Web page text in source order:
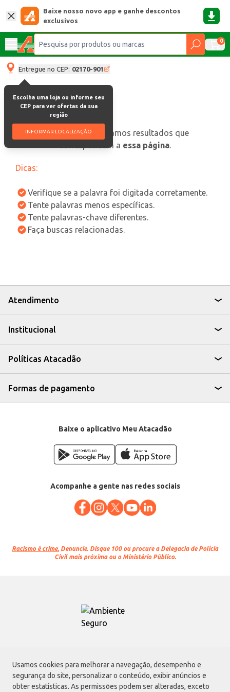
Usamos cookies para melhorar a navegação, desempenho e
segurança do site, personalizar o conteúdo, exibir anúncios e
obter estatísticas. As permissões podem ser alteradas, exceto
Baixe nosso novo app e ganhe descontos
exclusivos
0
Entregue no CEP: 02170-901
Escolha uma loja ou informe seu
CEP para ver ofertas da sua
região
INFORMAR LOCALIZAÇÃO
oops, não encontramos resultados que
correspondam a essa página.
Dicas:
Verifique se a palavra foi digitada corretamente.
Tente palavras menos específicas.
Tente palavras-chave diferentes.
Faça buscas relacionadas.
Atendimento
Institucional
Políticas Atacadão
Formas de pagamento
Baixe o aplicativo Meu Atacadão
Acompanhe a gente nas redes sociais
Racismo é crime. Denuncie. Disque 100 ou procure a Delegacia de Polícia
Civil mais próxima ou o Ministério Público.
Atacadão S.A.
Avenida Morvan Dias de Figueiredo, 6169, Vila Maria, São Paulo - SP | CEP
02170-901 | CNPJ: 75.315.333/0001-09